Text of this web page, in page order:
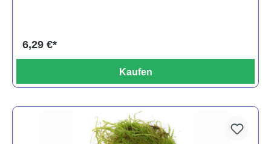
6,29 €*
Kaufen